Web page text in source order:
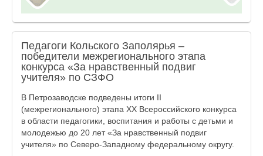
Педагоги Кольского Заполярья –
победители межрегионального этапа
конкурса «За нравственный подвиг
учителя» по СЗФО
В Петрозаводске подведены итоги II
(межрегионального) этапа XX Всероссийского конкурса
в области педагогики, воспитания и работы с детьми и
молодежью до 20 лет «За нравственный подвиг
учителя» по Северо-Западному федеральному округу.